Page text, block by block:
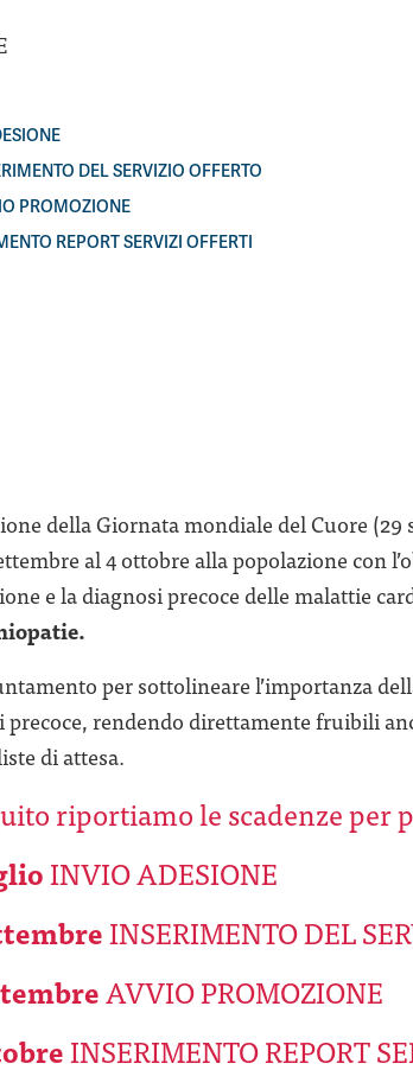
DEL SERVIZIO OFFERTO
PROMOZIONE
REPORT SERVIZI OFFERTI
della Giornata mondiale del Cuore
al 4 ottobre alla popolazione con
e la diagnosi precoce delle malattie
per sottolineare l’importanza
precoce, rendendo direttamente fruibili
di attesa.
riportiamo le scadenze per
INVIO ADESIONE
INSERIMENTO DEL
AVVIO PROMOZIONE
INSERIMENTO REPORT